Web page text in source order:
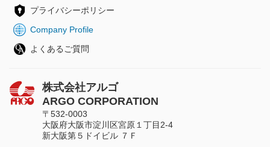
プライバシーポリシー
Company Profile
よくあるご質問
株式会社アルゴ
ARGO CORPORATION
〒532-0003
大阪府大阪市淀川区宮原１丁目2-4
新大阪第５ドイビル ７Ｆ